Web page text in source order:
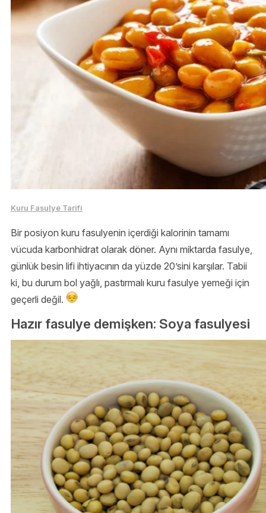
Kuru Fasulye Tarifi
Bir posiyon kuru fasulyenin içerdiği kalorinin tamamı
vücuda karbonhidrat olarak döner. Aynı miktarda fasulye,
günlük besin lifi ihtiyacının da yüzde 20’sini karşılar. Tabii
ki, bu durum bol yağlı, pastırmalı kuru fasulye yemeği için
geçerli değil.
Hazır fasulye demişken: Soya fasulyesi